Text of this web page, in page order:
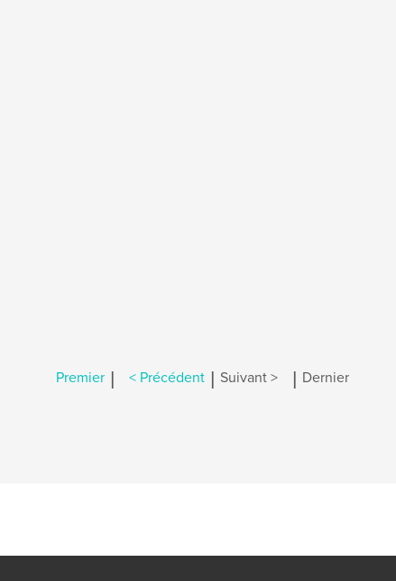
Premier | < Précédent | Suivant > | Dernier